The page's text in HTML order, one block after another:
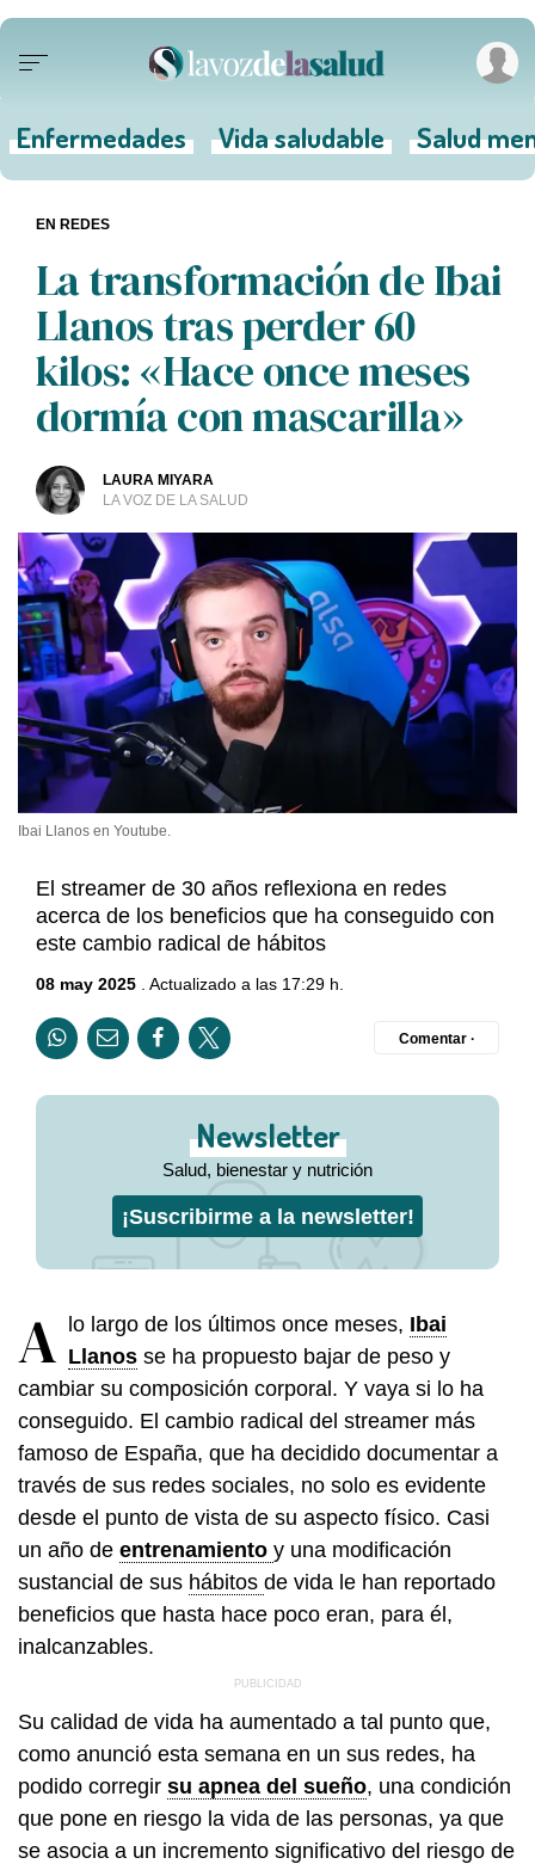
Enfermedades Vida saludable Salud
La transformación de Ibai
Llanos tras perder 60
kilos: «Hace once meses
dormía con mascarilla»
LAURA MIYARA
LA VOZ DE LA SALUD
EN REDES
Ibai Llanos en Youtube.
El streamer de 30 años reflexiona en redes
acerca de los beneficios que ha conseguido con
este cambio radical de hábitos
08 may 2025 . Actualizado a las 17:29 h.
Comentar ·
Newsletter
Salud, bienestar y nutrición
¡Suscribirme a la newsletter!
A lo largo de los últimos once meses, Ibai
Llanos se ha propuesto bajar de peso y
cambiar su composición corporal. Y vaya si lo ha
conseguido. El cambio radical del streamer más
famoso de España, que ha decidido documentar a
través de sus redes sociales, no solo es evidente
desde el punto de vista de su aspecto físico. Casi
un año de entrenamiento y una modificación
sustancial de sus hábitos de vida le han reportado
beneficios que hasta hace poco eran, para él,
inalcanzables.
Su calidad de vida ha aumentado a tal punto que,
como anunció esta semana en un sus redes, ha
podido corregir su apnea del sueño, una condición
que pone en riesgo la vida de las personas, ya que
se asocia a un incremento significativo del riesgo de